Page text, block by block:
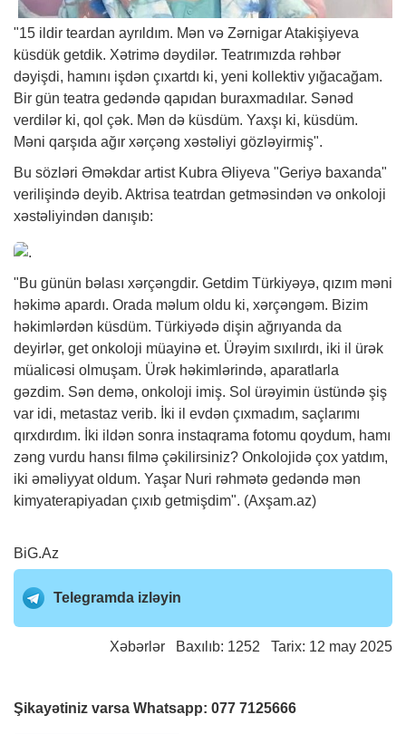
"15 ildir teardan ayrıldım. Mən və Zərnigar Atakişiyeva
küsdük getdik. Xətrimə dəydilər. Teatrımızda rəhbər
dəyişdi, hamını işdən çıxartdı ki, yeni kollektiv yığacağam.
Bir gün teatra gedəndə qapıdan buraxmadılar. Sənəd
verdilər ki, qol çək. Mən də küsdüm. Yaxşı ki, küsdüm.
Məni qarşıda ağır xərçəng xəstəliyi gözləyirmiş".
Bu sözləri Əməkdar artist Kubra Əliyeva "Geriyə baxanda"
verilişində deyib. Aktrisa teatrdan getməsindən və onkoloji
xəstəliyindən danışıb:
"Bu günün bəlası xərçəngdir. Getdim Türkiyəyə, qızım məni
həkimə apardı. Orada məlum oldu ki, xərçəngəm. Bizim
həkimlərdən küsdüm. Türkiyədə dişin ağrıyanda da
deyirlər, get onkoloji müayinə et. Ürəyim sıxılırdı, iki il ürək
müalicəsi olmuşam. Ürək həkimlərində, aparatlarla
gəzdim. Sən demə, onkoloji imiş. Sol ürəyimin üstündə şiş
var idi, metastaz verib. İki il evdən çıxmadım, saçlarımı
qırxdırdım. İki ildən sonra instaqrama fotomu qoydum, hamı
zəng vurdu hansı filmə çəkilirsiniz? Onkolojidə çox yatdım,
iki əməliyyat oldum. Yaşar Nuri rəhmətə gedəndə mən
kimyaterapiyadan çıxıb getmişdim". (Axşam.az)
BiG.Az
Telegramda izləyin
Xəbərlər Baxılıb: 1252 Tarix: 12 may 2025
Şikayətiniz varsa Whatsapp: 077 7125666